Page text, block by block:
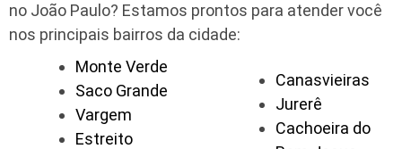
no João Paulo? Estamos prontos para atender você
nos principais bairros da cidade:
Monte Verde
Saco Grande
Vargem
Estreito
Canasvieiras
Jurerê
Cachoeira do